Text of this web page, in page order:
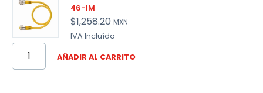
46-1M
$1,258.20 MXN
IVA Incluído
AÑADIR AL CARRITO